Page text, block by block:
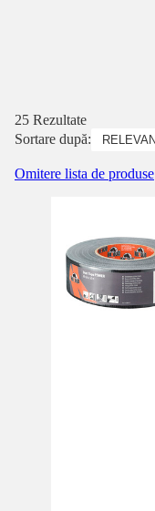
25 Rezultate
Sortare după:
Omitere lista de produse